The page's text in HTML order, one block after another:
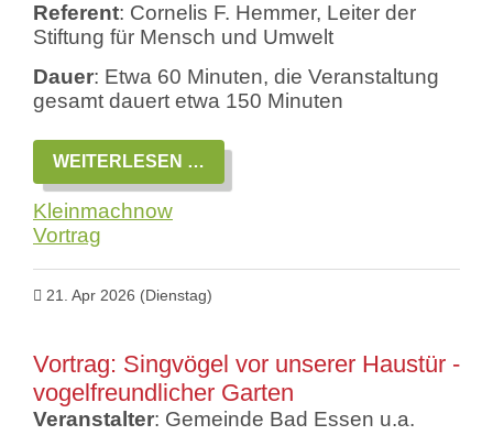
Referent: Cornelis F. Hemmer, Leiter der
Stiftung für Mensch und Umwelt
Dauer: Etwa 60 Minuten, die Veranstaltung
gesamt dauert etwa 150 Minuten
WEITERLESEN …
MEHR
NATUR
STARTEN!
Kleinmachnow
Vortrag
21. Apr 2026 (Dienstag)
Vortrag: Singvögel vor unserer Haustür -
vogelfreundlicher Garten
Veranstalter: Gemeinde Bad Essen u.a.